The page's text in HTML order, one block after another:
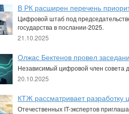
В РК расширен перечень
Цифровой штаб под
государства в послании-2025.
21.10.2025
Олжас Бектенов провел
Независимый цифровой член совета
20.10.2025
КТЖ рассматривает разработку
Отечественных IT-экспертов